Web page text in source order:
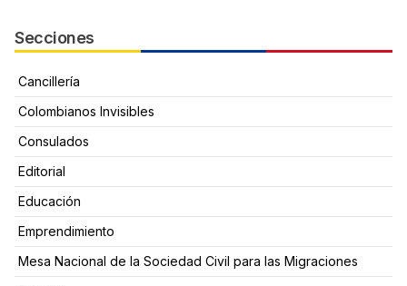
Secciones
Cancillería
Colombianos Invisibles
Consulados
Editorial
Educación
Emprendimiento
Mesa Nacional de la Sociedad Civil para las Migraciones